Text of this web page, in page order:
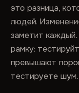
это разница,
людей.
заметит
рамку:
превышают
тестируете шум.